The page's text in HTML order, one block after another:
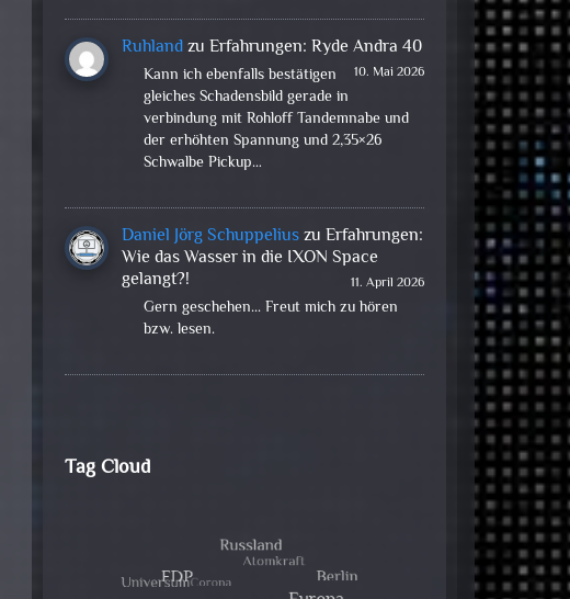
RuhlandzuErfahrungen: Ryde Andra 40
10. Mai 2026
Kann ich ebenfalls bestätigen
gleiches Schadensbild gerade in
verbindung mit Rohloff Tandemnabe und
der erhöhten Spannung und 2,35×26
Schwalbe Pickup…
Daniel Jörg SchuppeliuszuErfahrungen:
Wie das Wasser in die IXON Space
gelangt?!
11. April 2026
Gern geschehen... Freut mich zu hören
bzw. lesen.
Tag Cloud